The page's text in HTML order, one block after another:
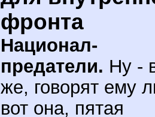
фронта
Национал-
предатели. Ну -
же, говорят ему
вот она, пятая